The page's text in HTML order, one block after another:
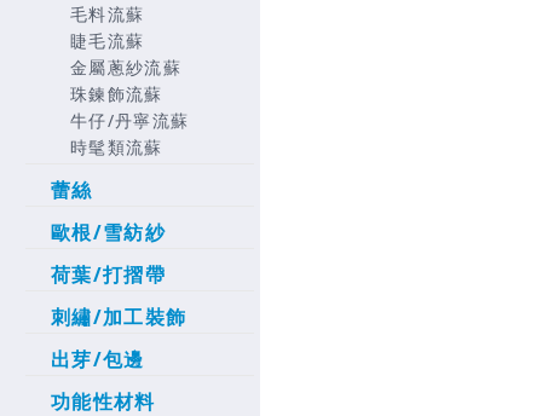
毛料流蘇
睫毛流蘇
金屬蔥紗流蘇
珠鍊飾流蘇
牛仔/丹寧流蘇
時髦類流蘇
蕾絲
歐根/雪紡紗
荷葉/打摺帶
刺繡/加工裝飾
出芽/包邊
功能性材料